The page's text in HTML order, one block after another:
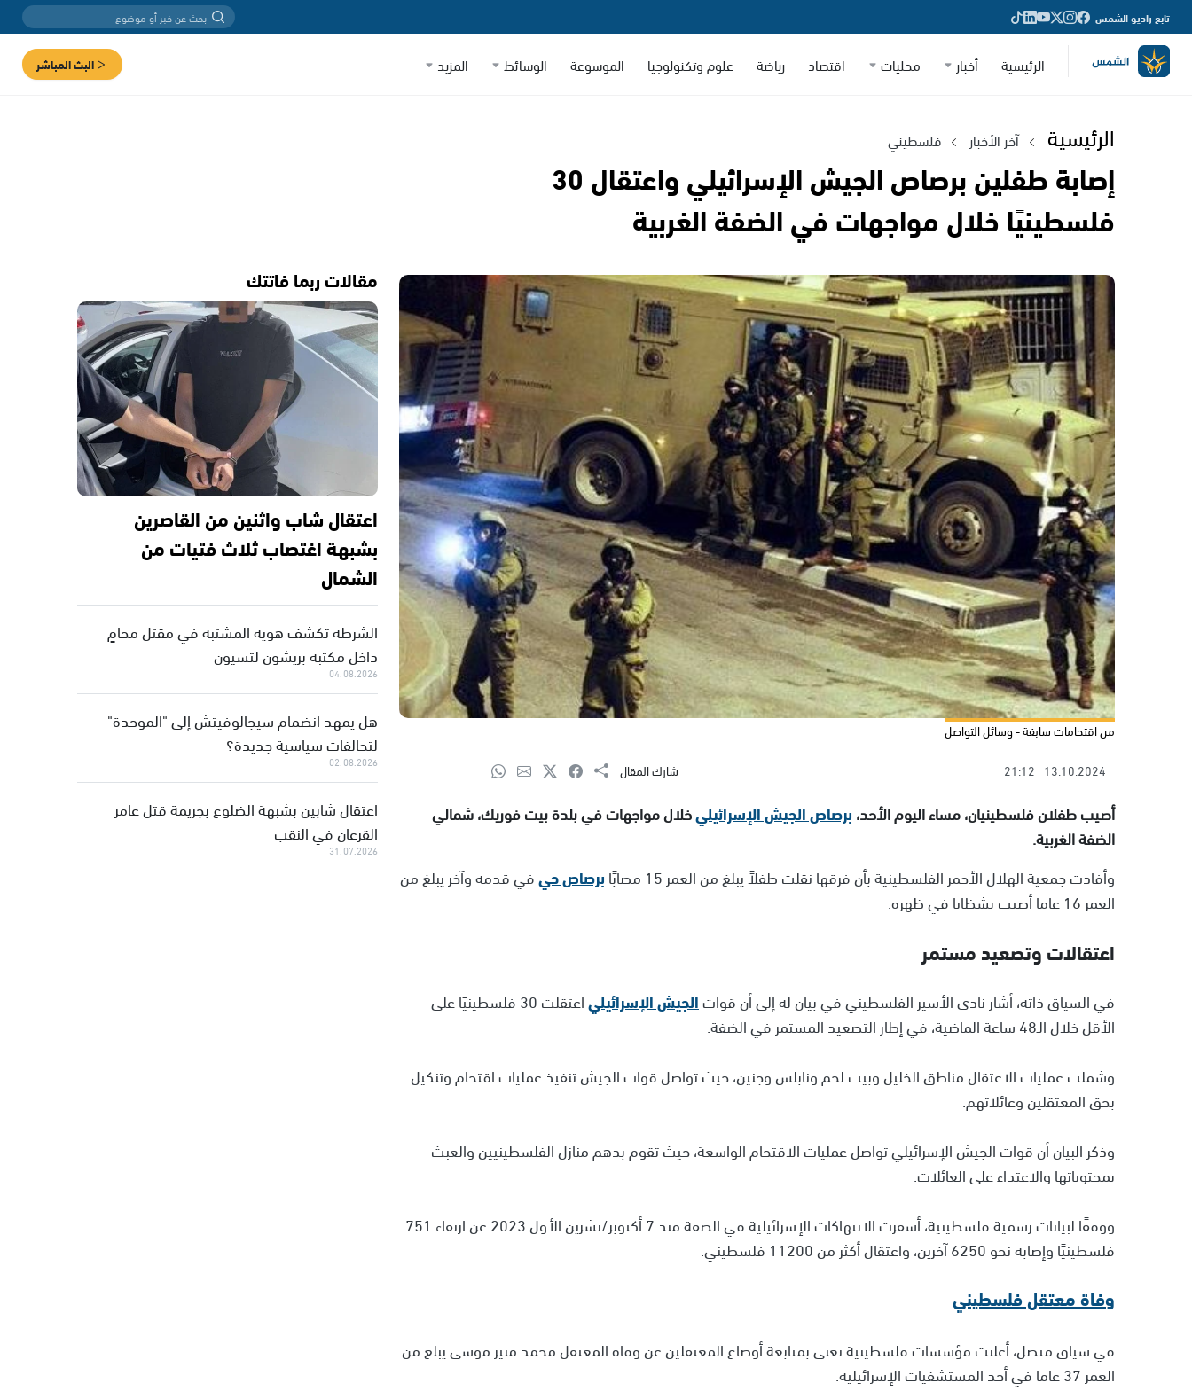
تابع راديو الشمس
الرئيسية أخبار محليات اقتصاد رياضة علوم وتكنولوجيا الموسوعة الوسائط المزيد البث المباشر
الرئيسية آخر الأخبار فلسطيني
إصابة طفلين برصاص الجيش الإسرائيلي واعتقال 30
فلسطينيًا خلال مواجهات في الضفة الغربية
من اقتحامات سابقة - وسائل التواصل
13.10.2024
21:12 شارك المقال
أصيب طفلان فلسطينيان، مساء اليوم الأحد،برصاص الجيش الإسرائيليخلال مواجهات في بلدة بيت فوريك، شمالي
الضفة الغربية.
وأفادت جمعية الهلال الأحمر الفلسطينية بأن فرقها نقلت طفلاً يبلغ من العمر 15 مصابًا
برصاص حيفي قدمه وآخر يبلغ من
العمر 16 عاما أصيب بشظايا في ظهره.
اعتقالات وتصعيد مستمر
في السياق ذاته، أشار نادي الأسير الفلسطيني في بيان له إلى أن قواتالجيش الإسرائيلي
اعتقلت 30 فلسطينيًا على
الأقل خلال الـ48 ساعة الماضية، في إطار التصعيد المستمر في الضفة.
وشملت عمليات الاعتقال مناطق الخليل وبيت لحم ونابلس وجنين، حيث تواصل قوات الجيش تنفيذ عمليات اقتحام وتنكيل
بحق المعتقلين وعائلاتهم.
وذكر البيان أن قوات الجيش الإسرائيلي تواصل عمليات الاقتحام الواسعة، حيث تقوم بدهم منازل الفلسطينيين والعبث
بمحتوياتها والاعتداء على العائلات.
ووفقًا لبيانات رسمية فلسطينية، أسفرت الانتهاكات الإسرائيلية في الضفة منذ 7 أكتوبر/تشرين الأول 2023 عن ارتقاء 751
فلسطينيًا وإصابة نحو 6250 آخرين، واعتقال أكثر من 11200 فلسطيني.
وفاة معتقل فلسطيني
في سياق متصل، أعلنت مؤسسات فلسطينية تعنى بمتابعة أوضاع المعتقلين عن وفاة المعتقل محمد منير موسى يبلغ من
العمر 37 عاما في أحد المستشفيات الإسرائيلية.
مقالات ربما فاتتك
اعتقال شاب واثنين من القاصرين
بشبهة اغتصاب ثلاث فتيات من
الشمال
الشرطة تكشف هوية المشتبه في مقتل محامٍ
داخل مكتبه بريشون لتسيون
04.08.2026
هل يمهد انضمام سيجالوفيتش إلى "الموحدة"
لتحالفات سياسية جديدة؟
02.08.2026
اعتقال شابين بشبهة الضلوع بجريمة قتل عامر
القرعان في النقب
31.07.2026